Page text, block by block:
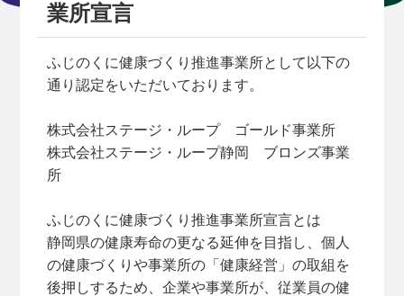
業所宣言
ふじのくに健康づくり推進事業所として以下の
通り認定をいただいております。
株式会社ステージ・ループ ゴールド事業所
株式会社ステージ・ループ静岡 ブロンズ事業
所
ふじのくに健康づくり推進事業所宣言とは
静岡県の健康寿命の更なる延伸を目指し、個人
の健康づくりや事業所の「健康経営」の取組を
後押しするため、企業や事業所が、従業員の健